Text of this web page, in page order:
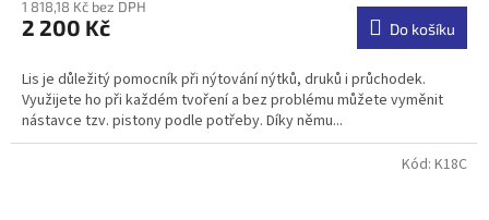
produktu
je
z
5
hvězdiček.
1 818,18 Kč bez DPH
2 200 Kč Do košíku
Lis je důležitý pomocník při nýtování nýtků, druků i průchodek.
Využijete ho při každém tvoření a bez problému můžete vyměnit
nástavce tzv. pistony podle potřeby. Díky němu...
Kód: K18C